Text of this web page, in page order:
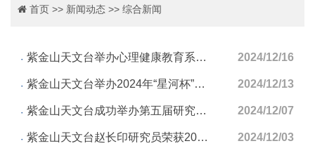
首页 >> 新闻动态 >> 综合新闻
紫金山天文台举办心理健康教育系列活动 2024/12/16
紫金山天文台举办2024年“星河杯”乒乓球比赛 2024/12/13
紫金山天文台成功举办第五届研究生乒羽赛 2024/12/07
紫金山天文台赵长印研究员荣获2024年度何梁何利基金科学与技术进步奖 2024/12/03